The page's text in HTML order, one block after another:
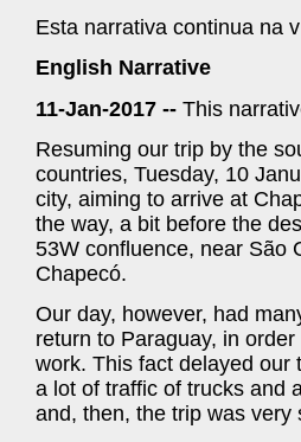
Esta narrativa continua na
English Narrative
11-Jan-2017 -- This
Resuming our trip by the
countries, Tuesday, 10
city, aiming to arrive at
the way, a bit before the
53W confluence, near São
Chapecó.
Our day, however, had
return to Paraguay, in
work. This fact delayed our
a lot of traffic of trucks and
and, then, the trip was very